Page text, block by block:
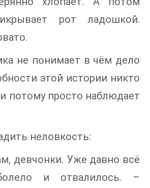
рот ладошкой.
не понимает в чём дело
этой истории никто
потому просто наблюдает
неловкость:
девчонки. Уже давно всё
и отвалилось. –